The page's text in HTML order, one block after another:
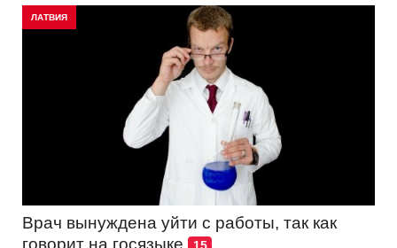
ЛАТВИЯ
Врач вынуждена уйти с работы, так как
говорит на госязыке